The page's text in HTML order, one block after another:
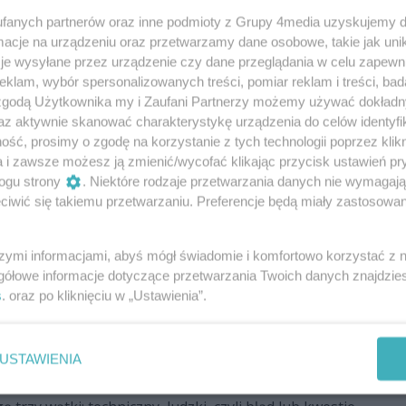
wciąż pozostaje
komunikatem, przerwa w funkcjonowaniu lotniska
2 września, do godziny 1.59 w nocy.
się dla synków majora Krakowiana.
Macieja „Slaba” Krakowiana poruszyła całą
oficjalna zbiórka dla jego małych synków, która w
zgromadziła ogromne środki.
1 1
o postępach śledztwa w
F-16
partnerów oraz inne podmioty z Grupy 4media uzyskujemy
na urządzeniu oraz przetwarzamy dane osobowe, takie jak
wysyłane przez urządzenie czy dane przeglądania w celu
wybór spersonalizowanych treści, pomiar reklam i treści,
Użytkownika my i Zaufani Partnerzy możemy używać
aktywnie skanować charakterystykę urządzenia do celów
prosimy o zgodę na korzystanie z tych technologii poprzez
i zawsze możesz ją zmienić/wycofać klikając przycisk ustawień
strony
. Niektóre rodzaje przetwarzania danych nie
się takiemu przetwarzaniu. Preferencje będą miały
informacjami, abyś mógł świadomie i komfortowo korzystać z
informacje dotyczące przetwarzania Twoich danych
. oraz po kliknięciu w „Ustawienia”.
USTAWIENIA